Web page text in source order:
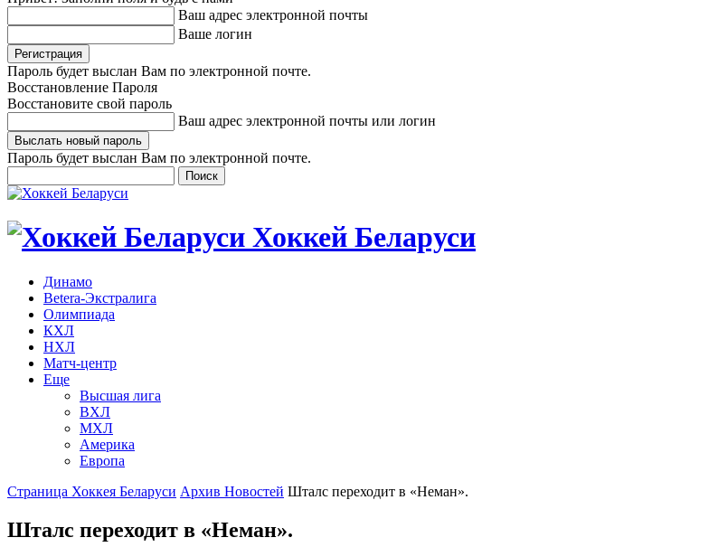
Ваш адрес электронной почты
Ваше логин
Пароль будет выслан Вам по электронной почте.
Восстановление Пароля
Восстановите свой пароль
Ваш адрес электронной почты или логин
Пароль будет выслан Вам по электронной почте.
Хоккей Беларуси
Динамо
Betera-Экстралига
Олимпиада
КХЛ
НХЛ
Матч-центр
Еще
Высшая лига
ВХЛ
МХЛ
Америка
Европа
Страница Хоккея Беларуси Архив Новостей Шталс переходит в «Неман».
Шталс переходит в «Неман».